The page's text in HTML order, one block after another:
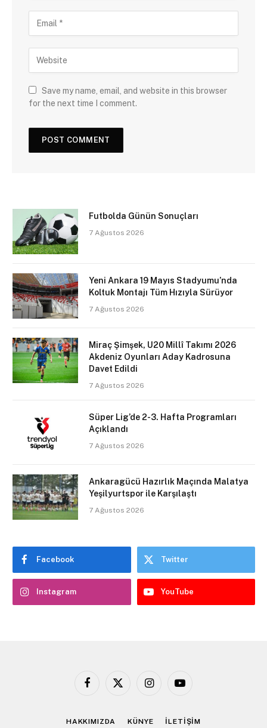
Save my name, email, and website in this browser
for the next time I comment.
Futbolda Günün Sonuçları
7 Ağustos 2026
Yeni Ankara 19 Mayıs Stadyumu’nda
Koltuk Montajı Tüm Hızıyla Sürüyor
7 Ağustos 2026
Miraç Şimşek, U20 Millî Takımı 2026
Akdeniz Oyunları Aday Kadrosuna
Davet Edildi
7 Ağustos 2026
Süper Lig’de 2-3. Hafta Programları
Açıklandı
7 Ağustos 2026
Ankaragücü Hazırlık Maçında Malatya
Yeşilyurtspor ile Karşılaştı
7 Ağustos 2026
Facebook Twitter
Instagram YouTube
Facebook
X
InstagramYouTube
HAKKIMIZDA KÜNYE İLETİŞİM